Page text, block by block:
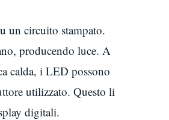
un circuito stampato.
producendo luce. A
calda, i LED possono
utilizzato. Questo li
digitali.